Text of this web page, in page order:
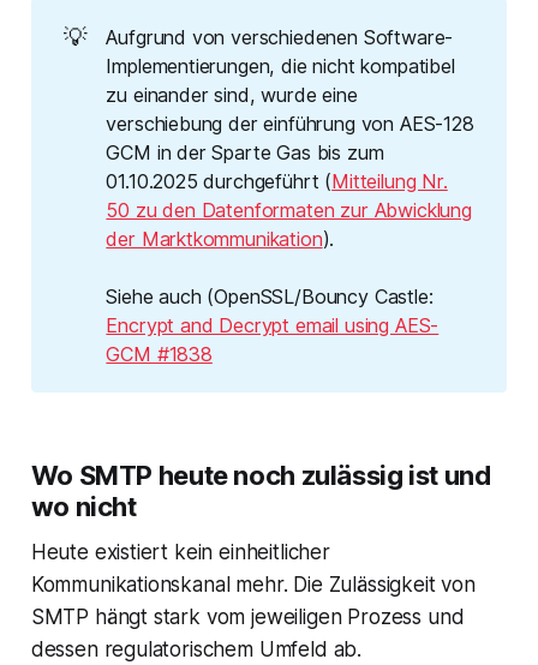
💡
Aufgrund von verschiedenen Software-
Implementierungen, die nicht kompatibel
zu einander sind, wurde eine
verschiebung der einführung von AES-128
GCM in der Sparte Gas bis zum
01.10.2025 durchgeführt (Mit­tei­lung Nr.
50 zu den Da­ten­for­ma­ten zur Ab­wick­lung
der Markt­kom­mu­ni­ka­ti­on).
Siehe auch (OpenSSL/Bouncy Castle:
Encrypt and Decrypt email using AES-
GCM #1838
Wo SMTP heute noch zulässig ist und
wo nicht
Heute existiert kein einheitlicher
Kommunikationskanal mehr. Die Zulässigkeit von
SMTP hängt stark vom jeweiligen Prozess und
dessen regulatorischem Umfeld ab.